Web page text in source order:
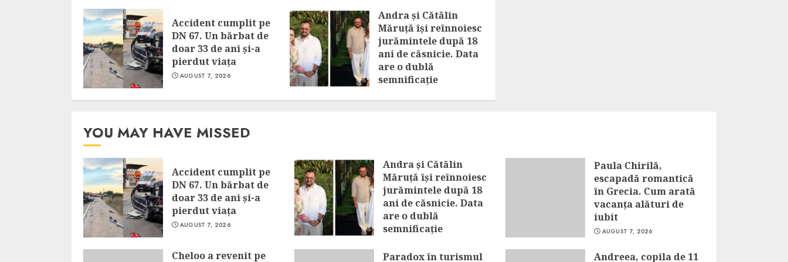
Accident cumplit pe
DN 67. Un bărbat de
doar 33 de ani și-a
pierdut viața
AUGUST 7, 2026
Andra și Cătălin
Măruță își reînnoiesc
jurămintele după 18
ani de căsnicie. Data
are o dublă
semnificație
YOU MAY HAVE MISSED
Accident cumplit pe
DN 67. Un bărbat de
doar 33 de ani și-a
pierdut viața
AUGUST 7, 2026
Andra și Cătălin
Măruță își reînnoiesc
jurămintele după 18
ani de căsnicie. Data
are o dublă
semnificație
Paula Chirilă,
escapadă romantică
în Grecia. Cum arată
vacanța alături de
iubit
AUGUST 7, 2026
Cheloo a revenit pe Paradox în turismul Andreea, copila de 11